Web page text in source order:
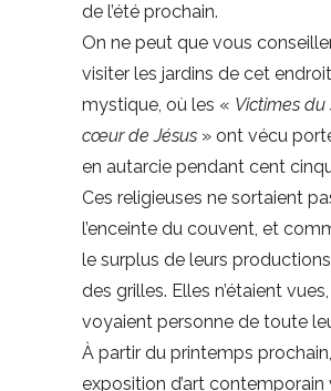
de l’été prochain.
On ne peut que vous
visiter les jardins de cet endroit
mystique, où les « Victimes du
cœur de Jésus » ont vécu
en autarcie pendant cent
Ces religieuses ne sortaient
l’enceinte du couvent, et
le surplus de leurs
des grilles. Elles n’étaient
voyaient personne de toute
À partir du printemps
exposition d’art contemporain